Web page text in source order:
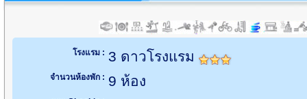
โรงแรม : 3 ดาวโรงแรม
จำนวนห้องพัก : 9 ห้อง